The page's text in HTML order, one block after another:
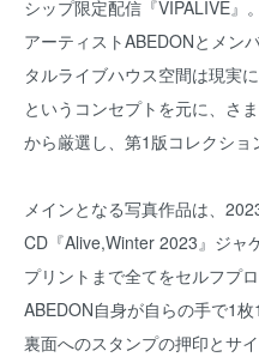
シップ限定配信『VIPALIVE』。
アーティストABEDONとメン
タルライブハウス空間は現実
というコンセプトを元に、さ
から厳選し、第1版コレクショ
メインとなる写真作品は、
CD『Alive,Winter 2023』ジャ
プリントまで全てをセルフプロ
ABEDON自身が自らの手で1
裏面へのスタンプの押印とサ